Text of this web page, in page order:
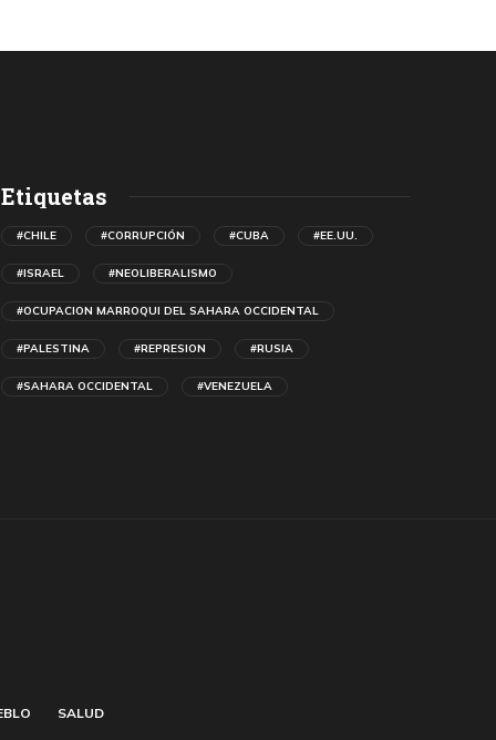
Etiquetas
#CHILE #CORRUPCIÓN #CUBA #EE.UU.
#ISRAEL #NEOLIBERALISMO
#OCUPACION MARROQUI DEL SAHARA OCCIDENTAL
#PALESTINA #REPRESION #RUSIA
#SAHARA OCCIDENTAL #VENEZUELA
SALUD